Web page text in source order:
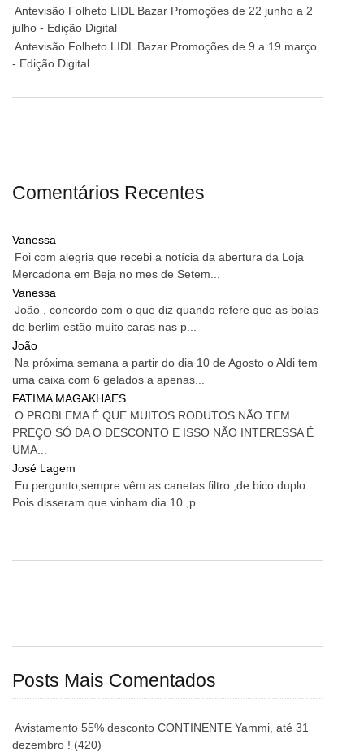
Antevisão Folheto LIDL Bazar Promoções de 22 junho a 2
julho - Edição Digital
Antevisão Folheto LIDL Bazar Promoções de 9 a 19 março
- Edição Digital
Comentários Recentes
Vanessa
Foi com alegria que recebi a notícia da abertura da Loja
Mercadona em Beja no mes de Setem...
Vanessa
João , concordo com o que diz quando refere que as bolas
de berlim estão muito caras nas p...
João
Na próxima semana a partir do dia 10 de Agosto o Aldi tem
uma caixa com 6 gelados a apenas...
FATIMA MAGAKHAES
O PROBLEMA É QUE MUITOS RODUTOS NÃO TEM
PREÇO SÓ DA O DESCONTO E ISSO NÃO INTERESSA É
UMA...
José Lagem
Eu pergunto,sempre vêm as canetas filtro ,de bico duplo
Pois disseram que vinham dia 10 ,p...
Posts Mais Comentados
Avistamento 55% desconto CONTINENTE Yammi, até 31
dezembro ! (420)